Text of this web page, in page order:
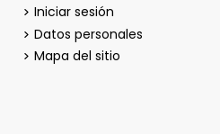
Iniciar sesión
Datos personales
Mapa del sitio